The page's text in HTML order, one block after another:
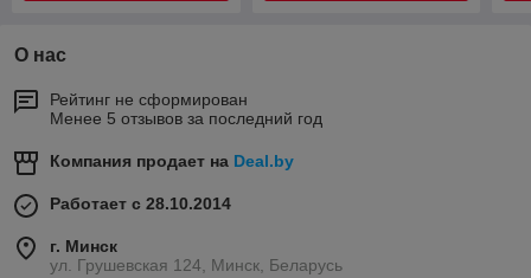
О нас
Рейтинг не сформирован
Менее 5 отзывов за последний год
Компания продает на Deal.by
Работает с 28.10.2014
г. Минск
ул. Грушевская 124, Минск, Беларусь